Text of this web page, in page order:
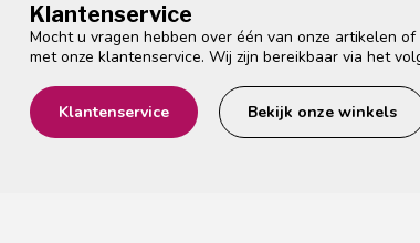
Klantenservice
Mocht u vragen hebben over één van onze artikelen
met onze klantenservice. Wij zijn bereikbaar via het
Klantenservice Bekijk onze winkels